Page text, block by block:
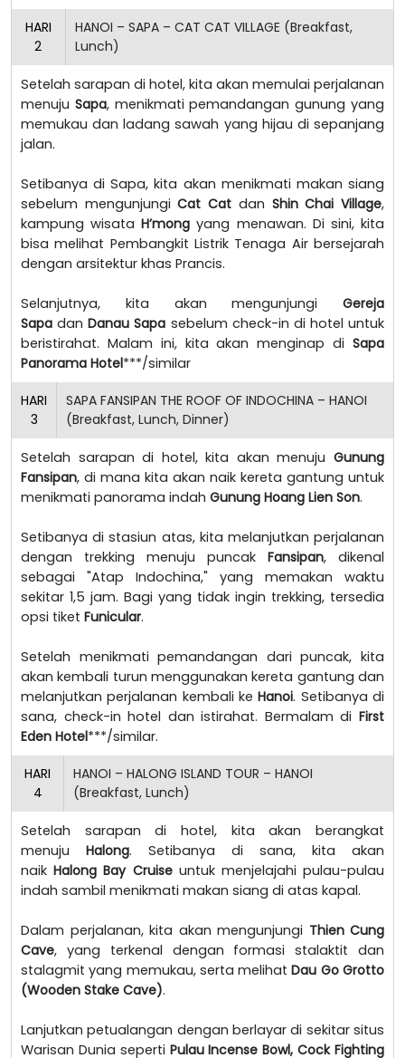
HARI
2
HANOI – SAPA – CAT CAT VILLAGE (Breakfast,
Lunch)
Setelah sarapan di hotel, kita akan memulai perjalanan
menuju Sapa, menikmati pemandangan gunung yang
memukau dan ladang sawah yang hijau di sepanjang
jalan.
Setibanya di Sapa, kita akan menikmati makan siang
sebelum mengunjungiCat Cat dan Shin Chai Village,
kampung wisataH’mong yang menawan. Di sini, kita
bisa melihat Pembangkit Listrik Tenaga Air bersejarah
dengan arsitektur khas Prancis.
Selanjutnya, kita akan mengunjungi Gereja
Sapa danDanau Sapa sebelum check-in di hotel untuk
beristirahat. Malam ini, kita akan menginap di Sapa
Panorama Hotel***/similar
HARI
3
SAPA FANSIPAN THE ROOF OF INDOCHINA – HANOI
(Breakfast, Lunch, Dinner)
Setelah sarapan di hotel, kita akan menuju Gunung
Fansipan, di mana kita akan naik kereta gantung untuk
menikmati panorama indah Gunung Hoang Lien Son.
Setibanya di stasiun atas, kita melanjutkan perjalanan
dengan trekking menuju puncak Fansipan, dikenal
sebagai "Atap Indochina," yang memakan waktu
sekitar 1,5 jam. Bagi yang tidak ingin trekking, tersedia
opsi tiket Funicular.
Setelah menikmati pemandangan dari puncak, kita
akan kembali turun menggunakan kereta gantung dan
melanjutkan perjalanan kembali keHanoi. Setibanya di
sana, check-in hotel dan istirahat. Bermalam di First
Eden Hotel***/similar.
HARI
4
HANOI – HALONG ISLAND TOUR – HANOI
(Breakfast, Lunch)
Setelah sarapan di hotel, kita akan berangkat
menuju Halong. Setibanya di sana, kita akan
naik Halong Bay Cruise untuk menjelajahi pulau-pulau
indah sambil menikmati makan siang di atas kapal.
Dalam perjalanan, kita akan mengunjungi Thien Cung
Cave, yang terkenal dengan formasi stalaktit dan
stalagmit yang memukau, serta melihatDau Go Grotto
(Wooden Stake Cave).
Lanjutkan petualangan dengan berlayar di sekitar situs
Warisan Dunia seperti Pulau Incense Bowl, Cock Fighting